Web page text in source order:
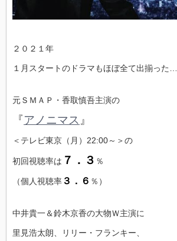
２０２１年
１月スタートのドラマもほぼ全て出揃った…
元ＳＭＡＰ・香取慎吾主演の
『アノニマス』
＜テレビ東京（月）22:00～＞の
初回視聴率は ７．３ ％
（個人視聴率 ３．６ ％）
中井貴一＆鈴木京香の大物Ｗ主演に
里見浩太朗、リリー・フランキー、